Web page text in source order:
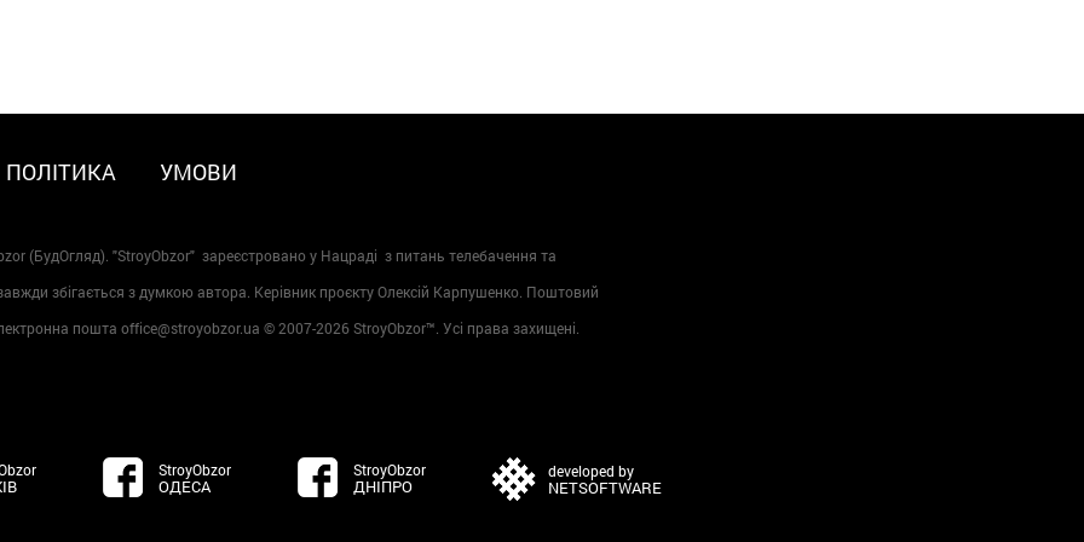
ПОЛІТИКА УМОВИ
(БудОгляд). "StroyObzor" зареєстровано у Нацраді з питань телебачення та
збігається з думкою автора. Керівник проєкту Олексій Карпушенко. Поштовий
пошта office@stroyobzor.ua © 2007-2026 StroyObzor™. Усі права захищені.
StroyObzor
ОДЕСА
StroyObzor
ДНІПРО
developed by
NETSOFTWARE